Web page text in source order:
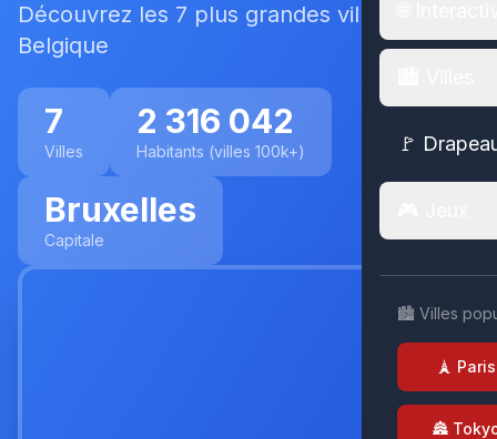
🚩
🏙️ Villes
🗼 Paris
🏯
Découvrez les 7 plus grandes villes de
Belgique
7
Villes
2 316 042
Habitants (villes 100k+)
Bruxelles
Capitale